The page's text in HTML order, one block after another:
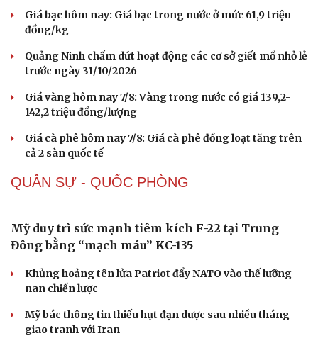
Dinh dưỡng - món ngon
Cây thuốc
Sản phụ khoa
Nhi khoa
Nam khoa
Làm đẹp - giảm cân
Phòng mạch online
Nhà đẹp
Tình yêu - Gia đình
Vì sao giá vàng thế giới tăng nhưng trong nước
lại giảm?
đồng/kg
trước ngày 31/10/2026
Giá vàng hôm nay 7/8: Vàng trong nước có giá 139,2-
Giá cà phê hôm nay 7/8: Giá cà phê đồng loạt tăng trên
QUÂN SỰ - QUỐC PHÒNG